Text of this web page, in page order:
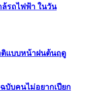
ล้รถไฟฟ้า ในวัน
ติแบบหน้าฝนต้นฤดู️
ฉบับคนไม่อยากเปียก